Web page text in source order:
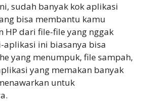
sudah banyak kok aplikasi
bisa membantu kamu
HP dari file-file yang nggak
aplikasi ini biasanya bisa
yang menumpuk, file sampah,
yang memakan banyak
untuk